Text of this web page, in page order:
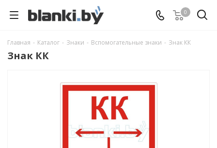
0
Главная - Каталог - Знаки - Вспомогательные знаки - Знак КК
Знак КК